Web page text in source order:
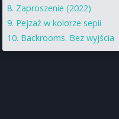
Zaproszenie (2022)
Pejzaż w kolorze sepii
Backrooms. Bez wyjścia